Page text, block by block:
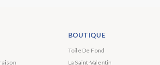
BOUTIQUE
Toile De Fond
La Saint-Valentin